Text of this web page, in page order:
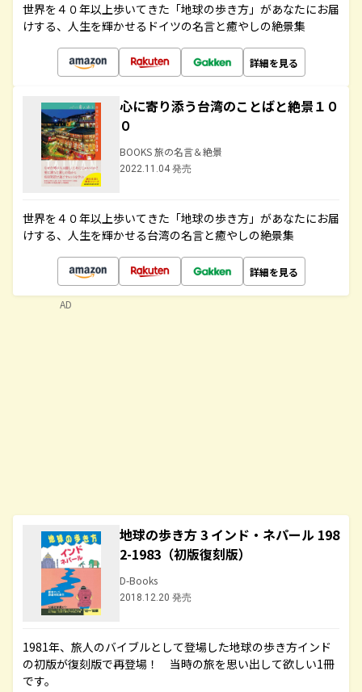
世界を４０年以上歩いてきた「地球の歩き方」があなたにお届
けする、人生を輝かせるドイツの名言と癒やしの絶景集
詳細を見る
心に寄り添う台湾のことばと絶景１０
０
BOOKS 旅の名言＆絶景
2022.11.04 発売
世界を４０年以上歩いてきた「地球の歩き方」があなたにお届
けする、人生を輝かせる台湾の名言と癒やしの絶景集
詳細を見る
地球の歩き方 3 インド・ネパール 198
2-1983（初版復刻版）
D-Books
2018.12.20 発売
1981年、旅人のバイブルとして登場した地球の歩き方インド
の初版が復刻版で再登場！ 当時の旅を思い出して欲しい1冊
です。
AD